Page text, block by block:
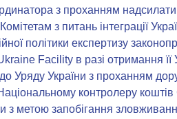
з проханням
з питань інтеграції
політики експертизу
Facility в разі отримання її
Уряду України з проханням
контролеру
з метою запобігання